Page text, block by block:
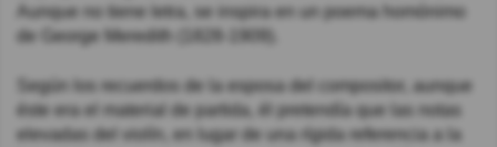
Aunque no tiene letra, se inspira en un poema homónimo
de George Meredith (1828-1909).
Según los recuerdos de la esposa del compositor, aunque
éste era el material de partida, él pretendía que las notas
elevadas del violín, en lugar de una rígida referencia a la